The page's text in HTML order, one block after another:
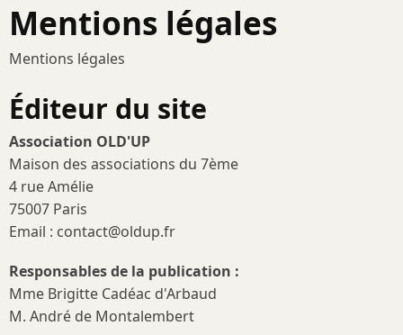
Mentions légales
Mentions légales
Éditeur du site
Association OLD'UP
Maison des associations du 7ème
4 rue Amélie
75007 Paris
Email : contact@oldup.fr
Responsables de la publication :
Mme Brigitte Cadéac d'Arbaud
M. André de Montalembert